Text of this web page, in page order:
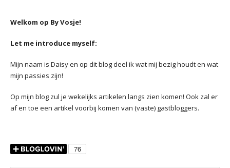
Welkom op By Vosje!
Let me introduce myself:
Mijn naam is Daisy en op dit blog deel ik wat mij bezig houdt en wat
mijn passies zijn!
Op mijn blog zul je wekelijks artikelen langs zien komen! Ook zal er
af en toe een artikel voorbij komen van (vaste) gastbloggers.